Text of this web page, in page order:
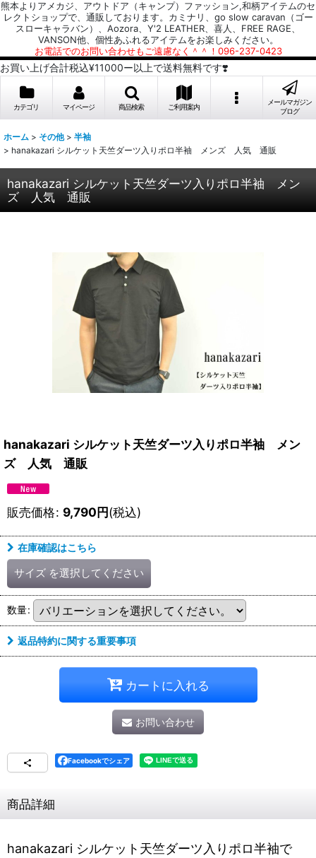
熊本よりアメカジ、アウトドア（キャンプ）ファッション,和柄アイテムのセ
レクトショップで、通販しております。カミナリ、go slow caravan（ゴー
スローキャラバン）、Aozora、Y'2 LEATHER、喜人、FREE RAGE、
VANSON他、個性あふれるアイテムをお楽しみください。
お電話でのお問い合わせもご遠慮なく＾＾！096-237-0423
お買い上げ合計税込¥11000ー以上で送料無料です❣️
カテゴリ マイページ 商品検索 ご利用案内
メールマガジン
ブログ
ホーム > その他 > 半袖
> hanakazari シルケット天竺ダーツ入りポロ半袖 メンズ 人気 通販
hanakazari シルケット天竺ダーツ入りポロ半袖 メン
ズ 人気 通販
hanakazari シルケット天竺ダーツ入りポロ半袖 メン
ズ 人気 通販
販売価格: 9,790円(税込)
在庫確認はこちら
サイズ を選択してください
数量:
返品特約に関する重要事項
カートに入れる
お問い合わせ
Facebookでシェア
商品詳細
hanakazari シルケット天竺ダーツ入りポロ半袖で